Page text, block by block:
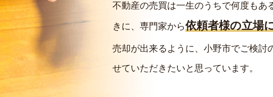
不動産の売買は一生のうちで何度もあ
きに、専門家から依頼者様の立場
売却が出来るように、小野市でご検討
せていただきたいと思っています。